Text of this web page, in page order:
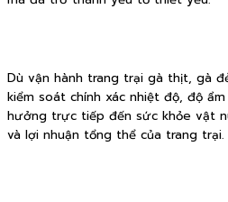
Dù vận hành trang trại gà thịt, gà
kiểm soát chính xác nhiệt độ, độ
hưởng trực tiếp đến sức khỏe vật
và lợi nhuận tổng thể của trang trại.